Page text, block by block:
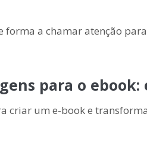
forma a chamar atenção
para o